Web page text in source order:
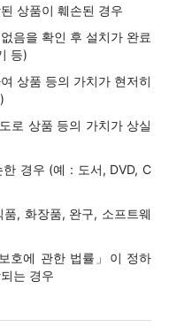
상품이 훼손된 경우
음을 확인 후 설치가 완료
등)
상품 등의 가치가 현저히
로 상품 등의 가치가 상실
경우 (예 : 도서, DVD, C
, 화장품, 완구, 소프트웨
호에 관한 법률」이 정하
는 경우